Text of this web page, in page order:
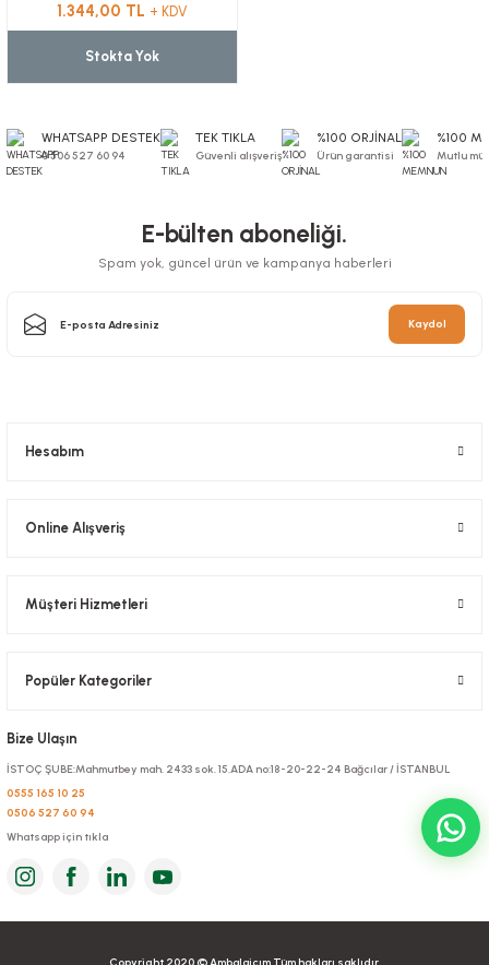
1.344,00 TL + KDV
Stokta Yok
WHATSAPP DESTEK
0 506 527 60 94
TEK TIKLA
Güvenli alışveriş
%100 ORJİNAL
Ürün garantisi
%100
Mutlu
E-bülten aboneliği.
Spam yok, güncel ürün ve kampanya haberleri
Kaydol
Hesabım
Online Alışveriş
Müşteri Hizmetleri
Popüler Kategoriler
Bize Ulaşın
İSTOÇ ŞUBE:Mahmutbey mah. 2433 sok. 15.ADA no:18-20-22-24 Bağcılar / İSTANBUL
0555 165 10 25
0506 527 60 94
Whatsapp için tıkla